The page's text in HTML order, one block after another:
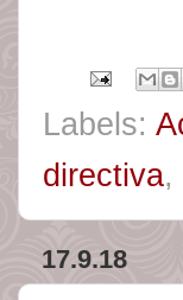
Labels:
directiva,
17.9.18